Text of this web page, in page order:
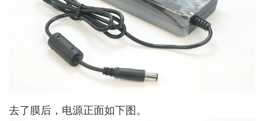
去了膜后，电源正面如下图。